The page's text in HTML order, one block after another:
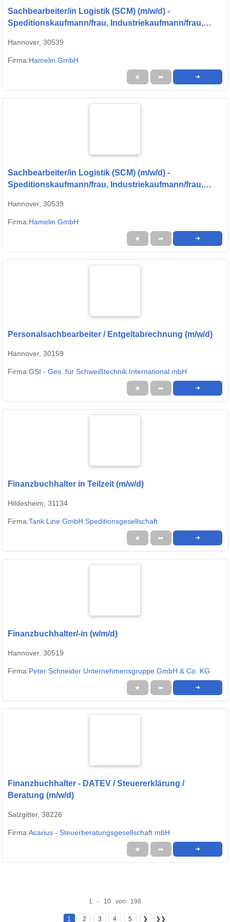
Sachbearbeiter/in Logistik (SCM) (m/w/d) -
Speditionskaufmann/frau, Industriekaufmann/frau,
Außenhandelsmanagement
Hannover, 30539
Firma:Hamelin GmbH
★ ➦ ➜
Sachbearbeiter/in Logistik (SCM) (m/w/d) -
Speditionskaufmann/frau, Industriekaufmann/frau,
Außenhandelsmanagement
Hannover, 30539
Firma:Hamelin GmbH
★ ➦ ➜
Personalsachbearbeiter / Entgeltabrechnung (m/w/d)
Hannover, 30159
Firma:GSI - Ges. für Schweißtechnik International mbH
★ ➦ ➜
Finanzbuchhalter in Teilzeit (m/w/d)
Hildesheim, 31134
Firma:Tank Line GmbH Speditionsgesellschaft
★ ➦ ➜
Finanzbuchhalter/-in (w/m/d)
Hannover, 30519
Firma:Peter Schneider Unternehmensgruppe GmbH & Co. KG
★ ➦ ➜
Finanzbuchhalter - DATEV / Steuererklärung /
Beratung (m/w/d)
Salzgitter, 38226
Firma:Acarius - Steuerberatungsgesellschaft mbH
★ ➦ ➜
1 - 10 von 198
1 2 3 4 5 ❯ ❯❯